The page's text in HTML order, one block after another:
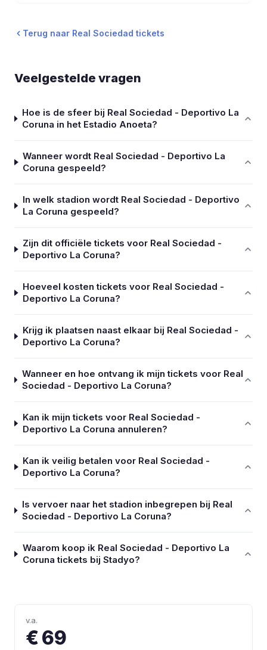
Terug naar Real Sociedad tickets
Veelgestelde vragen
Hoe is de sfeer bij Real Sociedad - Deportivo La
Coruna in het Estadio Anoeta?
Wanneer wordt Real Sociedad - Deportivo La
Coruna gespeeld?
In welk stadion wordt Real Sociedad - Deportivo
La Coruna gespeeld?
Zijn dit officiële tickets voor Real Sociedad -
Deportivo La Coruna?
Hoeveel kosten tickets voor Real Sociedad -
Deportivo La Coruna?
Krijg ik plaatsen naast elkaar bij Real Sociedad -
Deportivo La Coruna?
Wanneer en hoe ontvang ik mijn tickets voor Real
Sociedad - Deportivo La Coruna?
Kan ik mijn tickets voor Real Sociedad -
Deportivo La Coruna annuleren?
Kan ik veilig betalen voor Real Sociedad -
Deportivo La Coruna?
Is vervoer naar het stadion inbegrepen bij Real
Sociedad - Deportivo La Coruna?
Waarom koop ik Real Sociedad - Deportivo La
Coruna tickets bij Stadyo?
v.a.
€ 69